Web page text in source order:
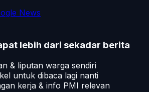
News
lebih dari sekadar berita
& liputan warga sendiri
untuk dibaca lagi nanti
kerja & info PMI relevan